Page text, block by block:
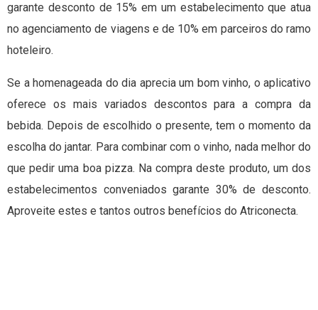
garante desconto de 15% em um estabelecimento que atua
no agenciamento de viagens e de 10% em parceiros do ramo
hoteleiro.
Se a homenageada do dia aprecia um bom vinho, o aplicativo
oferece os mais variados descontos para a compra da
bebida. Depois de escolhido o presente, tem o momento da
escolha do jantar. Para combinar com o vinho, nada melhor do
que pedir uma boa pizza. Na compra deste produto, um dos
estabelecimentos conveniados garante 30% de desconto.
Aproveite estes e tantos outros benefícios do Atriconecta.